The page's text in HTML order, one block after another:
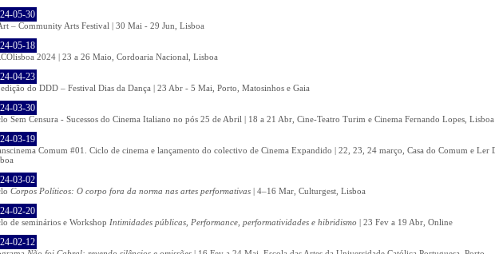
05-30
– Community Arts Festival | 30 Mai - 29 Jun, Lisboa
05-18
2024 | 23 a 26 Maio, Cordoaria Nacional, Lisboa
04-23
edição do DDD – Festival Dias da Dança | 23 Abr - 5 Mai, Porto, Matosinhos e Gaia
03-30
Sem Censura - Sucessos do Cinema Italiano no pós 25 de Abril | 18 a 21 Abr, Cine-Teatro Turim e Cinema Fernando Lopes, Lisboa
03-19
Comum #01. Ciclo de cinema e lançamento do colectivo de Cinema Expandido | 22, 23, 24 março, Casa do Comum e Ler
03-02
Corpos Políticos: O corpo fora da norma nas artes performativas | 4–16 Mar, Culturgest, Lisboa
02-20
de seminários e Workshop Intimidades públicas, Performance, performatividades e hibridismo | 23 Fev a 19 Abr, Online
02-12